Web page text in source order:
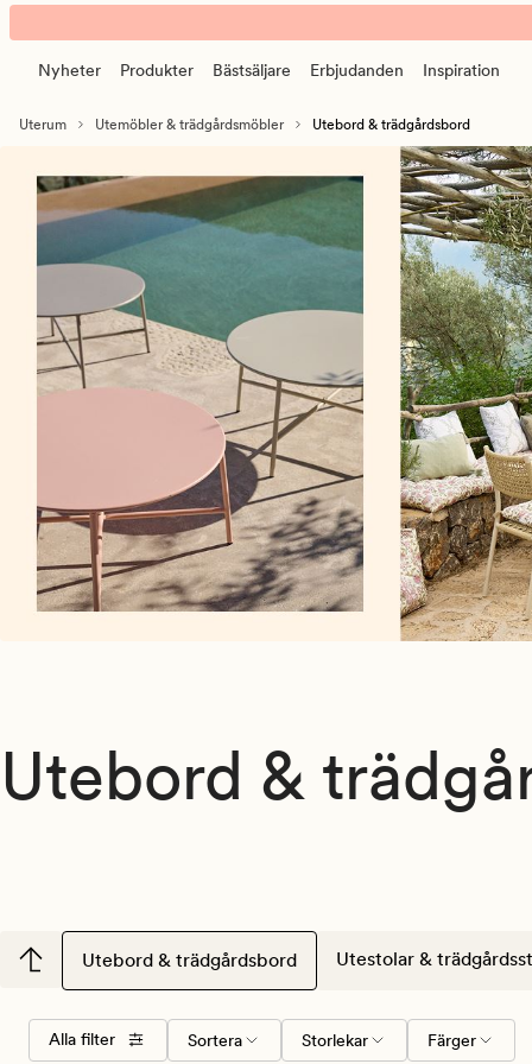
Utebord
matbord
loungebord
banner.
Klicka
ESCAPE
pausa.
Nyheter Produkter Bästsäljare Erbjudanden Inspiration
Uterum Utemöbler & trädgårdsmöbler Utebord & trädgårdsbord
Utebord &
Utebord & trädgårdsbord Utestolar &
Alla filter
Välj
sorteringsordning
Sortera Storlekar
Storlekar Färger
Färger